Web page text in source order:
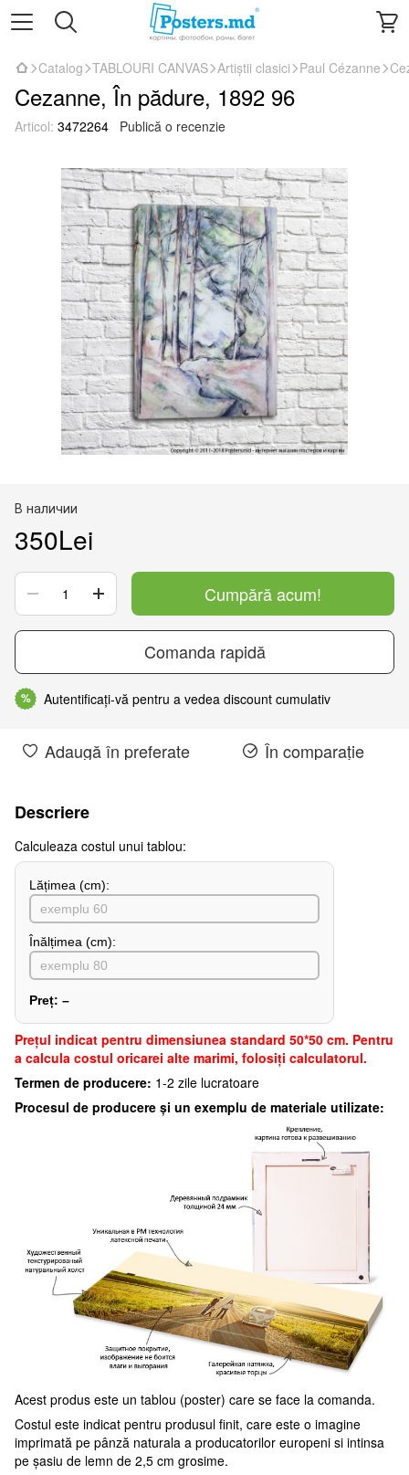
Catalog TABLOURI CANVAS Artiștii clasici Paul Cézanne
Cezanne, În pădure, 1892 96
Articol: 3472264 Publică o recenzie
В наличии
350Lei
Cumpără acum!
Comanda rapidă
% Autentificați-vă pentru a vedea discount cumulativ
Adaugă în preferate În comparație
Descriere
Сalculeaza costul unui tablou:
Lățimea (сm):
Înălțimea (cm):
Preț: –
Preţul indicat pentru dimensiunea standard 50*50 cm. Pentru
a calcula costul oricarei alte marimi, folosiți calculatorul.
Termen de producere: 1-2 zile lucratoare
Procesul de producere și un exemplu de materiale utilizate:
Acest produs este un tablou (poster) care se face la comanda.
Costul este indicat pentru produsul finit, care este o imagine
imprimată pe pânză naturala a producatorilor europeni si intinsa
pe șasiu de lemn de 2,5 cm grosime.